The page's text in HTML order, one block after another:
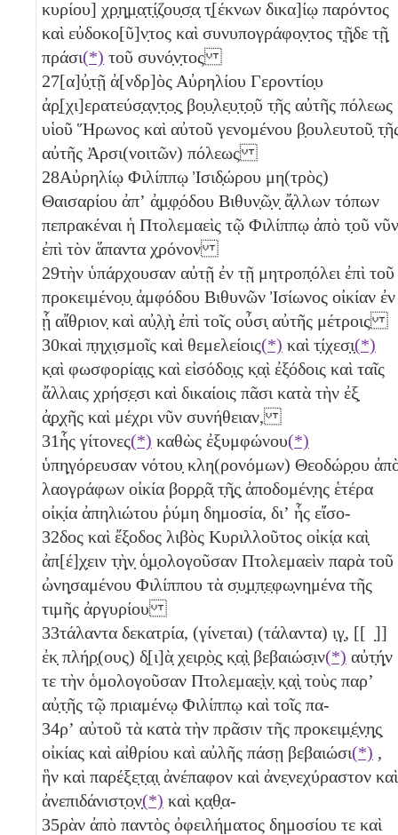
κυρίου] χρ̣η̣μ̣α̣τ̣ί̣ζου̣σ̣α̣ τ̣[έκνων δικα]ίῳ παρόντος
καὶ εὐδοκο[ῦ]ν̣τος καὶ συνυπογράφο̣ν̣τος τ̣ῇ̣δε τῇ̣
πράσι(*) τοῦ συνό̣ν̣τος
27[α]ὐ̣τῇ ἀ[νδρ]ὸς Αὐρηλίου Γεροντίο̣υ
ἀρ̣[χι]ερατεύσ̣α̣ν̣τ̣ο̣ς̣ βο̣υ̣λε̣υ̣τ̣ο̣ῦ τ̣ῆς αὐτῆς πόλεως
υἱοῦ Ἥρωνος καὶ αὐτοῦ γενομένου β̣ουλευτοῦ̣
αὐτῆς Ἀρσι(νοιτῶν) πόλεως
28Αὐρηλίῳ Φιλίππῳ Ἰσιδ̣ώρου μη(τρὸς)
Θαισαρίου ἀπʼ ἀ̣μ̣φ̣όδου Βιθυν̣ῶ̣ν̣ ἄ̣λλων τόπων
πεπρακέναι ἡ Πτολεμαεὶς τῷ Φιλίππῳ ἀπὸ τ̣οῦ νῦν
ἐπὶ τὸν ἅπαντα χ̣ρόνον
29τὴν ὑπάρχουσαν αὐτῇ ἐν τῇ μητροπ̣όλει ἐπὶ τοῦ
προκειμένο̣υ̣ ἀμφόδου Βιθυνῶν Ἰσίωνος οἰκίαν ἐν
ᾗ αἴθριον̣ καὶ αὐ̣λ̣ὴ̣ ἐπὶ τοῖς οὖσι̣ αὐτῆς μέτροις
30καὶ π̣ηχι̣σμοῖς καὶ θεμελείοις(*) καὶ τ̣ίχεσ̣ι̣(*)
κ̣αὶ φωσφορία̣ι̣ς̣ καὶ εἰσόδο̣ι̣ς κ̣α̣ὶ ἐξόδοις καὶ ταῖς
ἄλλαις χρήσ̣ε̣σι καὶ δικαίοις πᾶσι κατὰ τὴν ἐξ̣
ἀ̣ρ̣χῆς καὶ μέχρι νῦν συνήθειαν,
31ἧς γίτονες(*) καθὼς ἐξυμφώνου(*)
ὑπη̣γόρευσαν νότου̣ κλη(ρονόμων) Θεοδώρ̣ου
λαογράφων οἰκία βορ̣ρ̣ᾶ̣ τ̣ῆ̣ς̣ ἀποδομέν̣ης ἑτέρα
οἰκ̣ία ἀπηλιώτου ῥύμη δημοσία, διʼ ἧς εἴσο-
32δος καὶ ἔξοδος λιβὸς Κυριλλοῦτος οἰκί̣α καὶ̣
ἀπ[έ]χ̣ειν τ̣ὴ̣ν̣ ὁ̣μ̣ολογοῦσαν Πτολεμαεὶν παρὰ τοῦ
ὠνη̣σαμένου Φιλίππου τὰ σ̣υ̣μ̣π̣ε̣φω̣νημένα τῆς
τιμῆς ἀργυρίου
33τάλαντα δεκατρία, (γίνεται) (τάλαντα) ι̣γ̣, [[ ̣]]
ἐκ̣ πλήρ̣(ους) δ̣[ι]ὰ̣ χειρ̣ὸ̣ς̣ κ̣α̣ὶ̣ βεβαιώσ̣ιν(*) αὐτ̣ή̣ν
τε τὴν ὁμολογοῦσαν Πτολεμαε̣ὶ̣ν̣ κ̣α̣ὶ̣ τοὺς παρʼ
αὐ̣τ̣ῆς τῷ πριαμένῳ Φιλίππῳ καὶ τοῖς πα-
34ρʼ αὐτοῦ τὰ κατὰ τὴν πρᾶσιν τῆς προκειμ̣έ̣ν̣η̣ς̣
οἰκίας καὶ αἰθρίου καὶ αὐλῆς πάσῃ βεβαιώσι(*) ,
ἣν καὶ παρέξε̣τ̣α̣ι̣ ἀνέπαφον καὶ ἀνε̣νεχύραστον καὶ
ἀνεπιδάνιστ̣ο̣ν̣(*) καὶ κ̣α̣θ̣α-
35ρὰν ἀπὸ παντὸς ὀφειλήματος δημοσίου τε καὶ